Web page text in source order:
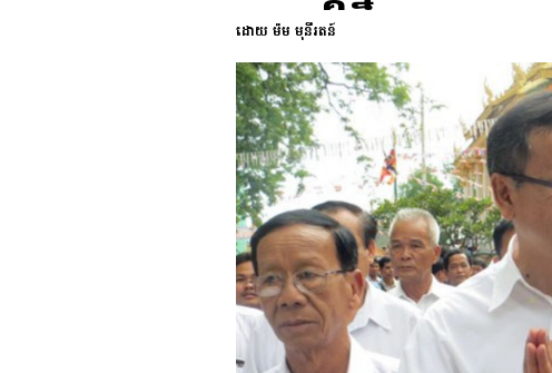
ដោយ ម៉ម មុនីរតន៍